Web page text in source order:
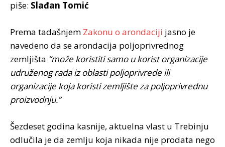
piše: Slađan Tomić
Prema tadašnjem Zakonu o arondaciji jasno je
navedeno da se arondacija poljoprivrednog
zemljišta “može koristiti samo u korist organizacije
udruženog rada iz oblasti poljoprivrede ili
organizacije koja koristi zemljište za poljoprivrednu
proizvodnju.”
Šezdeset godina kasnije, aktuelna vlast u Trebinju
odlučila je da zemlju koja nikada nije prodata nego